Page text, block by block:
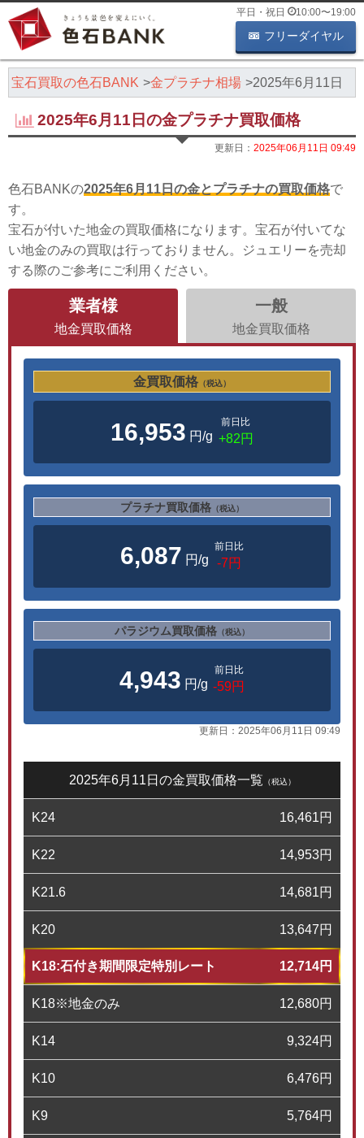
平日・祝日 10:00〜19:00
フリーダイヤル
宝石買取の色石BANK 金プラチナ相場 2025年6月11日
2025年6月11日の金プラチナ買取価格
更新日： 2025年06月11日 09:49
色石BANKの2025年6月11日の金とプラチナの買取価格で
す。
宝石が付いた地金の買取価格になります。宝石が付いてな
い地金のみの買取は行っておりません。ジュエリーを売却
する際のご参考にご利用ください。
業者様
地金買取価格
一般
地金買取価格
金買取価格 （税込）
16,953 円/g
前日比
+82円
プラチナ買取価格 （税込）
6,087 円/g
前日比
-7円
パラジウム買取価格 （税込）
4,943 円/g
前日比
-59円
更新日： 2025年06月11日 09:49
2025年6月11日の金買取価格一覧 （税込）
K24 16,461円
K22 14,953円
K21.6 14,681円
K20 13,647円
K18:石付き期間限定特別レート 12,714円
K18※地金のみ 12,680円
K14 9,324円
K10 6,476円
K9 5,764円